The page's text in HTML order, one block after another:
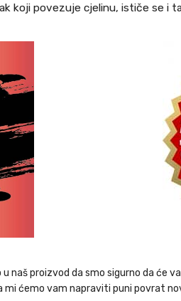
koji povezuje cjelinu, ističe se i
proizvod da smo sigurno da će
ćemo vam napraviti puni povrat